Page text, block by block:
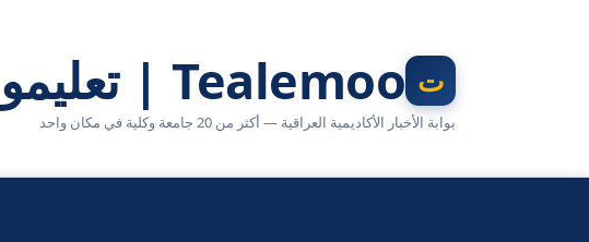
Tealemoo | تعليمو
بوابة الأخبار الأكاديمية العراقية — أكثر من 20 جامعة وكلية في مكان واحد